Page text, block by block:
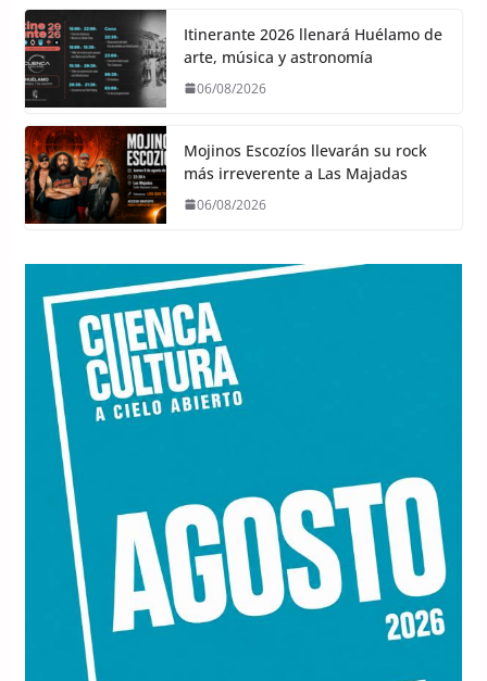
Itinerante 2026 llenará Huélamo de
arte, música y astronomía
06/08/2026
Mojinos Escozíos llevarán su rock
más irreverente a Las Majadas
06/08/2026